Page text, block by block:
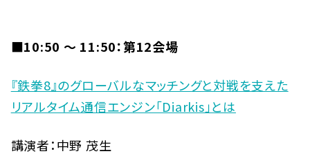
■10:50 〜 11:50：第12会場
『鉄拳8』のグローバルなマッチングと対戦を支えた
リアルタイム通信エンジン「Diarkis」とは
講演者：中野 茂生